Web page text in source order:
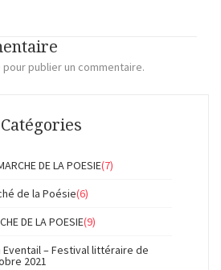
pour publier un commentaire.
Catégories
DE LA POESIE(7)
de la Poésie(6)
DE LA POESIE(9)
Eventail – Festival littéraire de
2021